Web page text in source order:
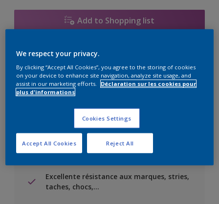
Add to Shopping list
Ajouter au projet
Voir la couleur dans votre application de visualisation
Excellente résistance aux marques, stries,
taches, chocs,…
We respect your privacy.
By clicking “Accept All Cookies”, you agree to the storing of cookies
on your device to enhance site navigation, analyze site usage, and
assist in our marketing efforts.
Déclaration sur les cookies pour
plus d'informations
Cookies Settings
Reject All
Accept All Cookies